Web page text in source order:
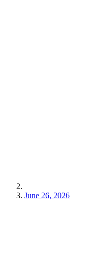
June 26, 2026